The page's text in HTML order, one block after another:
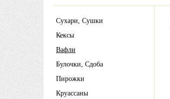
Сухари, Сушки
Кексы
Вафли
Булочки, Сдоба
Пирожки
Круассаны